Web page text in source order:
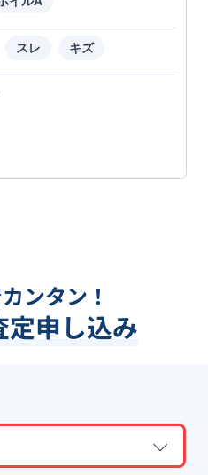
スレ キズ
ンタン！
定申し込み